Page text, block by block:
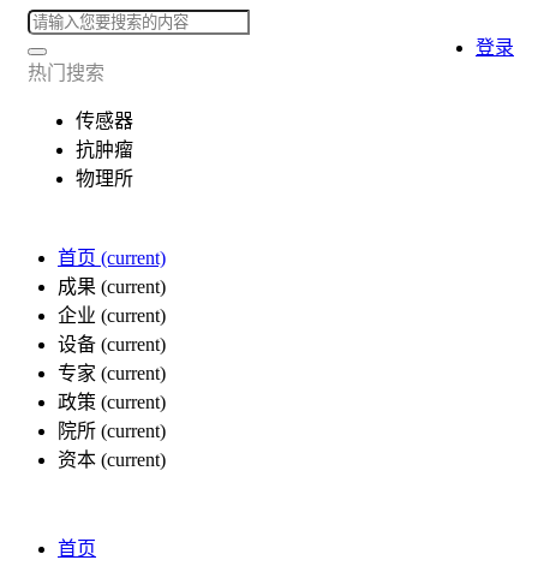
热门搜索
传感器
抗肿瘤
物理所
首页 (current)
成果 (current)
企业 (current)
设备 (current)
专家 (current)
政策 (current)
院所 (current)
资本 (current)
登录
首页